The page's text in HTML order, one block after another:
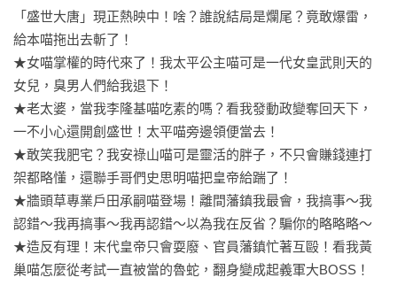
「盛世大唐」現正熱映中！啥？誰說結局是爛尾？竟敢爆雷，
給本喵拖出去斬了！
★女喵掌權的時代來了！我太平公主喵可是一代女皇武則天的
女兒，臭男人們給我退下！
★老太婆，當我李隆基喵吃素的嗎？看我發動政變奪回天下，
一不小心還開創盛世！太平喵旁邊領便當去！
★敢笑我肥宅？我安祿山喵可是靈活的胖子，不只會賺錢連打
架都略懂，還聯手哥們史思明喵把皇帝給踹了！
★牆頭草專業戶田承嗣喵登場！離間藩鎮我最會，我搞事～我
認錯～我再搞事～我再認錯～以為我在反省？騙你的略略略～
★造反有理！末代皇帝只會耍廢、官員藩鎮忙著互毆！看我黃
巢喵怎麼從考試一直被當的魯蛇，翻身變成起義軍大BOSS！